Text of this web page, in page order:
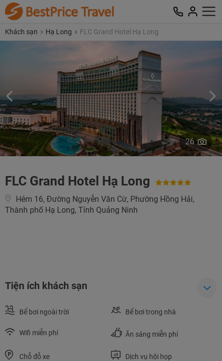
Khách sạn Hạ Long FLC Grand Hotel Hạ Long
26
FLC Grand Hotel Hạ Long
Hẻm 16, Đường Nguyễn Văn Cừ, Phường Hồng Hải,
Thành phố Hạ Long, Tỉnh Quảng Ninh
Tiện ích khách sạn
Bể bơi ngoài trời Bể bơi trong nhà
Wifi miễn phí Ăn sáng miễn phí
Chỗ đỗ xe Dịch vụ hội họp